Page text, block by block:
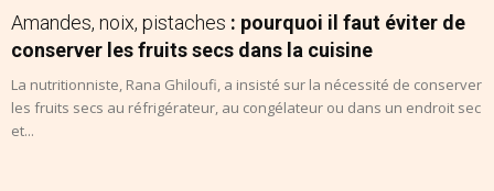
Amandes, noix, pistaches : pourquoi il faut éviter de
conserver les fruits secs dans la cuisine
La nutritionniste, Rana Ghiloufi, a insisté sur la nécessité de conserver
les fruits secs au réfrigérateur, au congélateur ou dans un endroit sec
et...